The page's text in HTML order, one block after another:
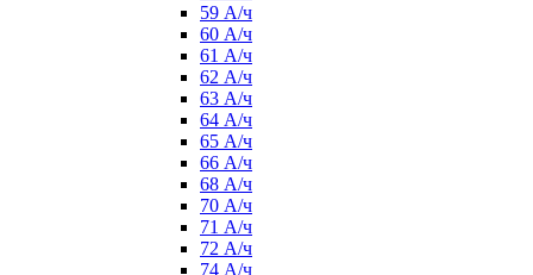
59 А/ч
60 А/ч
61 А/ч
62 А/ч
63 А/ч
64 А/ч
65 А/ч
66 А/ч
68 А/ч
70 А/ч
71 А/ч
72 А/ч
74 А/ч